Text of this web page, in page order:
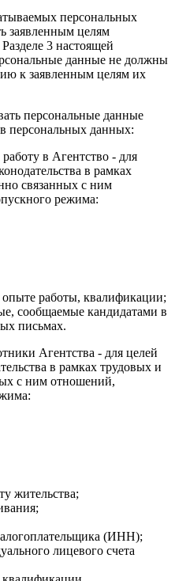
персональных
заявленным целям
3 настоящей
данные не должны
к заявленным целям их
персональные данные
персональных данных:
в Агентство - для
в рамках
связанных с ним
режима:
опыте работы, квалификации;
сообщаемые кандидатами в
письмах.
Агентства - для целей
в рамках трудовых и
с ним отношений,
жительства;
(ИНН);
лицевого счета